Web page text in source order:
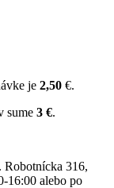
je 2,50 €.
sume 3 €.
Robotnícka 316,
16:00 alebo po